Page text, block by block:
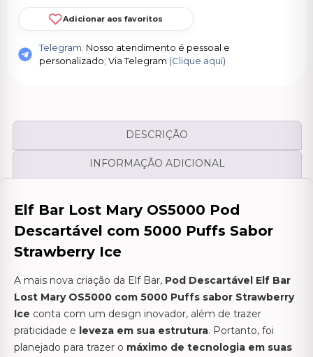
Adicionar aos favoritos
Telegram. Nosso atendimento é pessoal e
personalizado; Via Telegram (Clique aqui)
DESCRIÇÃO
INFORMAÇÃO ADICIONAL
Elf Bar Lost Mary OS5000 Pod
Descartável com 5000 Puffs Sabor
Strawberry Ice
A mais nova criação da Elf Bar, Pod Descartável Elf Bar
Lost Mary OS5000 com 5000 Puffs sabor Strawberry
Ice conta com um design inovador, além de trazer
praticidade e leveza em sua estrutura. Portanto, foi
planejado para trazer o máximo de tecnologia em suas